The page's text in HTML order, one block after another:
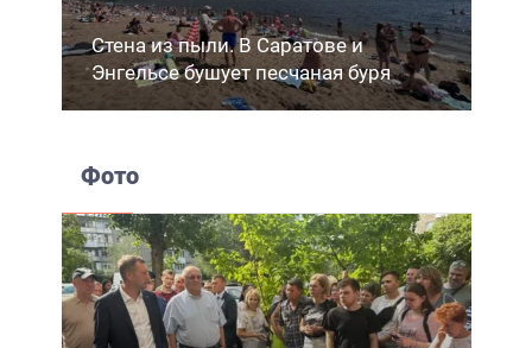
Стена из пыли. В Саратове и
Энгельсе бушует песчаная буря
Фото